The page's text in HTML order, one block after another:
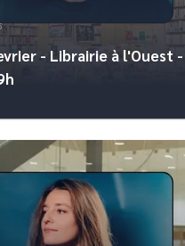
- Librairie à l'Ouest